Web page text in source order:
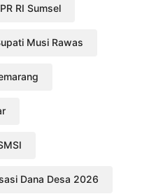
RI Sumsel
Musi Rawas
Dana Desa 2026